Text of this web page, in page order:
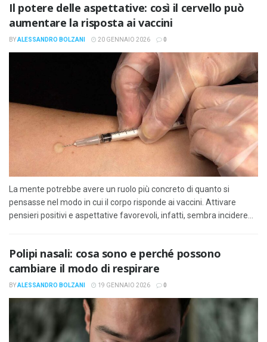
Il potere delle aspettative: così il cervello può
aumentare la risposta ai vaccini
BYALESSANDRO BOLZANI 20 GENNAIO 2026 0
La mente potrebbe avere un ruolo più concreto di quanto si
pensasse nel modo in cui il corpo risponde ai vaccini. Attivare
pensieri positivi e aspettative favorevoli, infatti, sembra incidere...
Polipi nasali: cosa sono e perché possono
cambiare il modo di respirare
BYALESSANDRO BOLZANI 19 GENNAIO 2026 0